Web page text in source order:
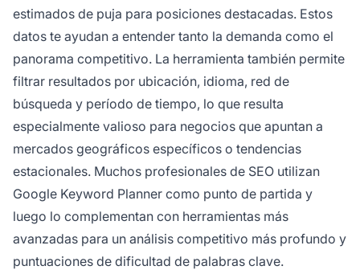
estimados de puja para posiciones destacadas. Estos
datos te ayudan a entender tanto la demanda como el
panorama competitivo. La herramienta también permite
filtrar resultados por ubicación, idioma, red de
búsqueda y período de tiempo, lo que resulta
especialmente valioso para negocios que apuntan a
mercados geográficos específicos o tendencias
estacionales. Muchos profesionales de SEO utilizan
Google Keyword Planner como punto de partida y
luego lo complementan con herramientas más
avanzadas para un análisis competitivo más profundo y
puntuaciones de dificultad de palabras clave.